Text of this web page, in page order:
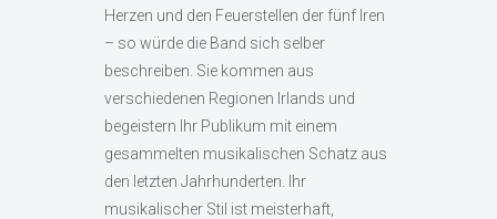
Herzen und den Feuerstellen der fünf Iren
– so würde die Band sich selber
beschreiben. Sie kommen aus
verschiedenen Regionen Irlands und
begeistern Ihr Publikum mit einem
gesammelten musikalischen Schatz aus
den letzten Jahrhunderten. Ihr
musikalischer Stil ist meisterhaft,